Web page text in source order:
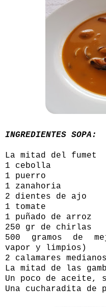
INGREDIENTES SOPA:
La mitad del fumet
1 cebolla
1 puerro
1 zanahoria
2 dientes de ajo
1 tomate
1 puñado de arroz
250 gr de chirlas
500 gramos de
vapor y limpios)
2 calamares medianos
La mitad de las
Un poco de aceite,
Una cucharadita de